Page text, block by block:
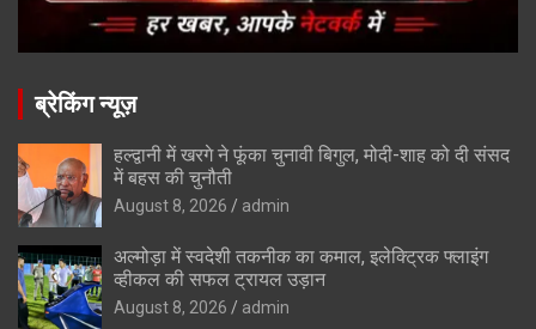
ब्रेकिंग न्यूज़
हल्द्वानी में खरगे ने फूंका चुनावी बिगुल, मोदी-शाह को दी संसद
में बहस की चुनौती
August 8, 2026 admin
अल्मोड़ा में स्वदेशी तकनीक का कमाल, इलेक्ट्रिक फ्लाइंग
व्हीकल की सफल ट्रायल उड़ान
August 8, 2026 admin